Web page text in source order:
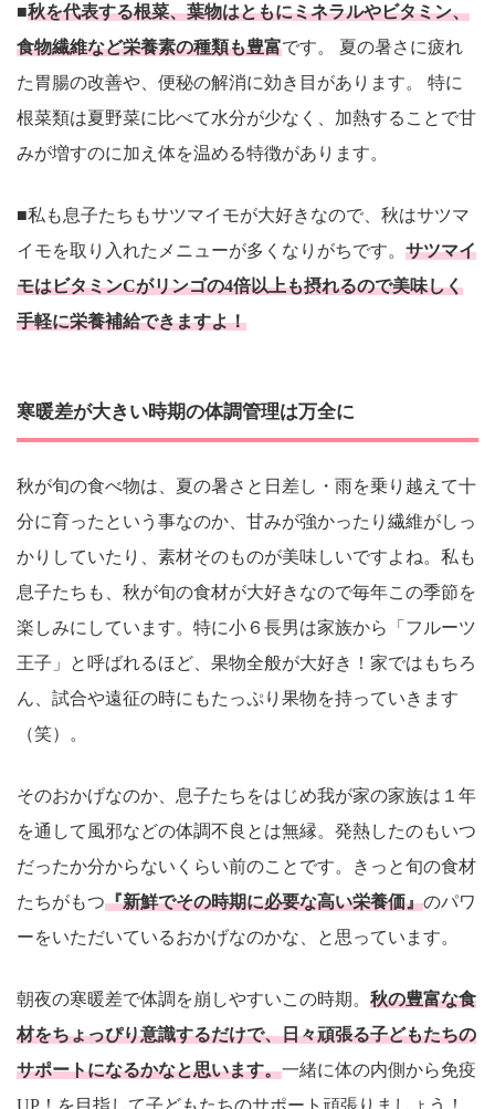
■秋を代表する根菜、葉物はともにミネラルやビタミン、
食物繊維など栄養素の種類も豊富です。 夏の暑さに疲れ
た胃腸の改善や、便秘の解消に効き目があります。 特に
根菜類は夏野菜に比べて水分が少なく、加熱することで甘
みが増すのに加え体を温める特徴があります。
■私も息子たちもサツマイモが大好きなので、秋はサツマ
イモを取り入れたメニューが多くなりがちです。 サツマイ
モはビタミンCがリンゴの4倍以上も摂れるので美味しく
手軽に栄養補給できますよ！
寒暖差が大きい時期の体調管理は万全に
秋が旬の食べ物は、夏の暑さと日差し・雨を乗り越えて十
分に育ったという事なのか、甘みが強かったり繊維がしっ
かりしていたり、素材そのものが美味しいですよね。私も
息子たちも、秋が旬の食材が大好きなので毎年この季節を
楽しみにしています。特に小６長男は家族から「フルーツ
王子」と呼ばれるほど、果物全般が大好き！家ではもちろ
ん、試合や遠征の時にもたっぷり果物を持っていきます
（笑）。
そのおかげなのか、息子たちをはじめ我が家の家族は１年
を通して風邪などの体調不良とは無縁。発熱したのもいつ
だったか分からないくらい前のことです。きっと旬の食材
たちがもつ『新鮮でその時期に必要な高い栄養価』のパワ
ーをいただいているおかげなのかな、と思っています。
朝夜の寒暖差で体調を崩しやすいこの時期。 秋の豊富な食
材をちょっぴり意識するだけで、日々頑張る子どもたちの
サポートになるかなと思います。一緒に体の内側から免疫